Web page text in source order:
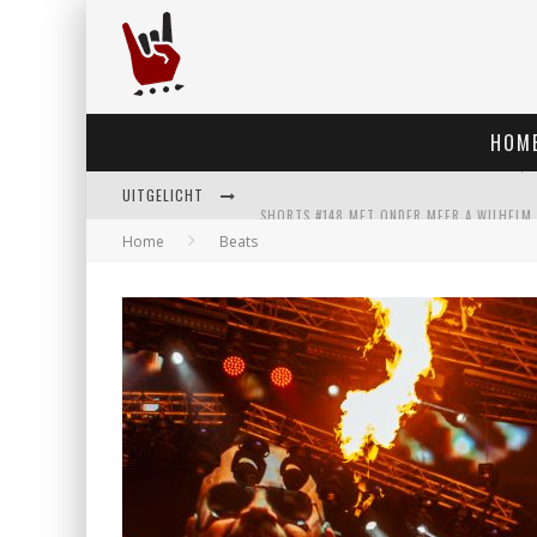
UITGELICHT
Home Beats